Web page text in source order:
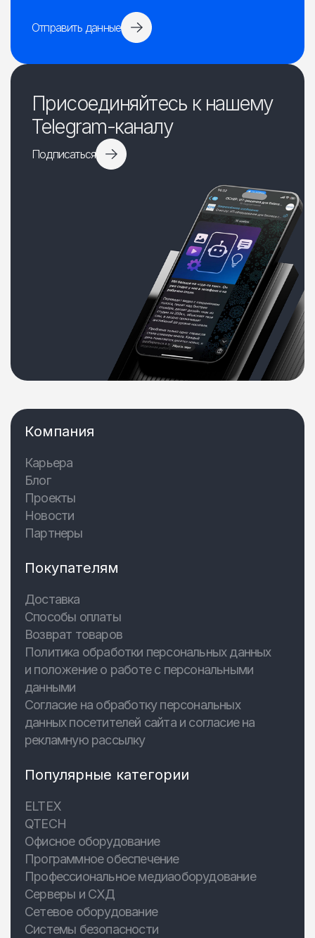
Отправить данные
Присоединяйтесь к нашему
Telegram-каналу
Подписаться
Компания
Карьера
Блог
Проекты
Новости
Партнеры
Покупателям
Доставка
Способы оплаты
Возврат товаров
Политика обработки персональных данных
и положение о работе с персональными
данными
Согласие на обработку персональных
данных посетителей сайта и согласие на
рекламную рассылку
Популярные категории
ELTEX
QTECH
Офисное оборудование
Программное обеспечение
Профессиональное медиаоборудование
Серверы и СХД
Сетевое оборудование
Системы безопасности